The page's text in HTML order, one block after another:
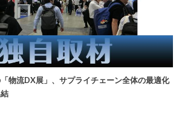
「物流DX展」、サプライチェーン全体の最適化